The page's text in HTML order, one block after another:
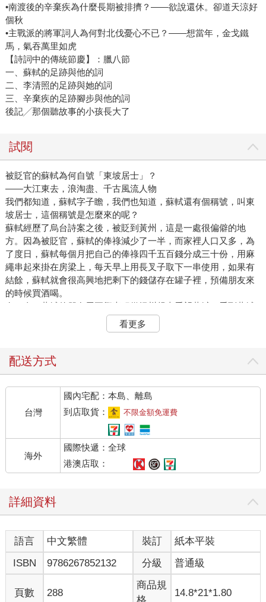
•南渡後的辛棄疾為什麼長期被排擠？——欲說還休。卻道天涼好
個秋
•主戰派的將軍詞人為何對北伐憂心不已？——想當年，金戈鐵
馬，氣吞萬里如虎
【詩詞中的傳統節慶】：臘八節
一、蘇軾的足跡與他的詞
二、李清照的足跡與她的詞
三、辛棄疾的足跡腳步與他的詞
後記╱那個聽故事的小孩長大了
試閱
被貶官的蘇軾為何自號「東坡居士」？
——大江東去，浪淘盡、千古風流人物
我們都知道，蘇軾字子瞻，我們也知道，蘇軾還有個稱號，叫東
坡居士，這個稱號是怎麼來的呢？
蘇軾經歷了烏台詩案之後，被貶到黃州，這是一處很偏僻的地
方。因為被貶官，蘇軾的俸祿減少了一半，而家裡人口又多，為
了度日，蘇軾每個月把自己的俸祿四千五百錢分成三十份，用麻
繩串起來掛在房梁上，每天早上用長叉子取下一串使用，如果有
結餘，蘇軾就會很高興地把剩下的錢儲存在罐子裡，預備朋友來
的時候買酒喝。
有一次，蘇軾的朋友馬正卿專程從揚州趕來看望蘇軾，看到蘇軾
生活如此貧苦，於是找到黃州太守，將當地的一塊荒地撥給蘇軾
耕種，幫助他一家解決吃飯問題。蘇軾十分高興。這塊荒地在黃
易在忠州的時候就有一塊用來植樹、種花的地叫東坡，為效法白
士｣，從此以後，我們就把蘇軾也叫作蘇東坡。
相比於黃州生活的艱難，讓蘇軾更痛苦的是世態的炎涼。因為他
下獄，又被貶黃州，很多以前跟他關係好的人都不敢搭理他，原
本經常寫信給他的人不再寫信了，甚至他寫過去的信人家也不再
回。曾經朋友遍天下的蘇東坡頓時少了很多朋友。他寫詞說｢酒賤
常愁客少｣，其實並不是說自己的酒品質不好，朋友都不來拜訪，
而是因為自己現在是戴罪之身，很多人避之唯恐不及，這讓蘇軾
更感到痛苦與孤獨。
來，此時已經是半夜，蘇軾獨自回家。到家時，家人都睡著了，
連負責開門的僕人也鼾聲大作，蘇軾敲半天門都沒人應門，無奈
之下，他只好坐在自己家門口，就這樣坐了一夜。
這一夜蘇軾想了很多，他想到自己少年得志，高中進士，得到當
時文壇領袖歐陽修的賞識，成為名震天下的青年才俊，可是在官
場打滾二十多年，不僅功業不成，反而像牽線木偶一樣一下被指
派到這，一下被指派到那，而現在竟然落得被貶黃州的下場！蘇
軾覺得厭倦了，他真想離開這種牽線木偶似的生活，真正做一次
看更多
配送方式
台灣
國內宅配：本島、離島
到店取貨：
不限金額免運費
海外
國際快遞：全球
港澳店取：
詳細資料
語言 中文繁體 裝訂
紙本平裝
ISBN
9786267852132 分級 普通級
頁數 288
商品規
14.8*21*1.80